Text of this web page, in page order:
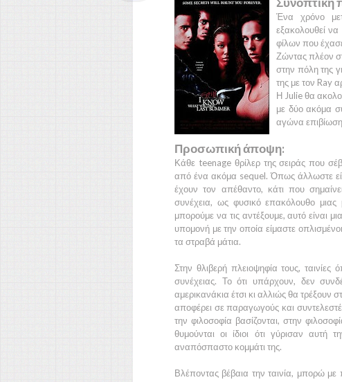
Ένα χρόνο
εξακολουθεί να
φίλων που
Ζώντας πλέον
στην πόλη της
της με τον Ray
Η Julieθα
με δύο ακόμα
αγώνα
Προσωπική άποψη:
Κάθε teenage θρίλερ της σειράς που
από ένα ακόμα sequel. Όπως άλλωστε
έχουν τον απέθαντο, κάτι που
συνέχεια, ως φυσικό επακόλουθο
μπορούμε να τις αντέξουμε, αυτό είναι
υπομονή με την οποία είμαστε
τα στραβά μάτια.
Στην θλιβερή πλειοψηφία τους,
συνέχειας. Το ότι υπάρχουν, δεν
αμερικανάκια έτσι κι αλλιώς θα τρέξουν
αποφέρει σε παραγωγούς και
την φιλοσοφία βασίζονται, στην
θυμούνται οι ίδιοι ότι γύρισαν αυτή
αναπόσπαστο κομμάτι της.
Βλέποντας βέβαια την ταινία, μπορώ